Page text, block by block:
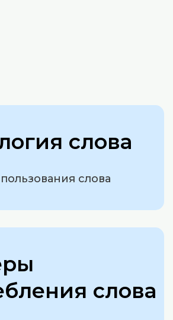
слова
слова
слова